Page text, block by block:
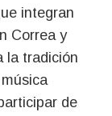
integran
Correa y
la tradición
de